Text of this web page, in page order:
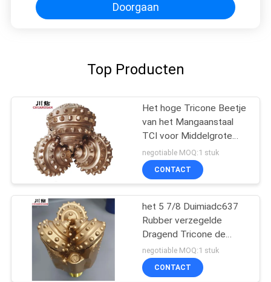
Doorgaan
Top Producten
Het hoge Tricone Beetje
van het Mangaanstaal
TCI voor Middelgrote
Harde Vorming 17 1/2
Duim
negotiable MOQ:1 stuk
CONTACT
het 5 7/8 Duimiadc637
Rubber verzegelde
Dragend Tricone de
Rotsbeetje die van TCI
voor Harde vorming goed
boren
negotiable MOQ:1 stuk
CONTACT